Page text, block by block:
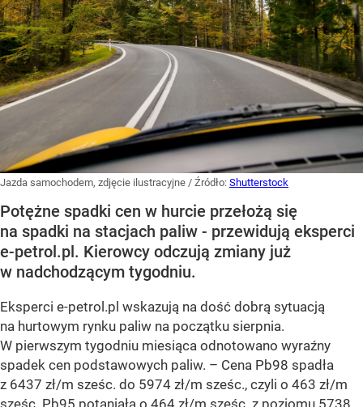
Jazda samochodem, zdjęcie ilustracyjne / Źródło: Shutterstock
Potężne spadki cen w hurcie przełożą się
na spadki na stacjach paliw - przewidują eksperci
e-petrol.pl. Kierowcy odczują zmiany już
w nadchodzącym tygodniu.
Eksperci e-petrol.pl wskazują na dość dobrą sytuacją
na hurtowym rynku paliw na początku sierpnia.
W pierwszym tygodniu miesiąca odnotowano wyraźny
spadek cen podstawowych paliw. – Cena Pb98 spadła
z 6437 zł/m sześc. do 5974 zł/m sześc., czyli o 463 zł/m
sześc. Pb95 potaniała o 464 zł/m sześc. z poziomu 5738